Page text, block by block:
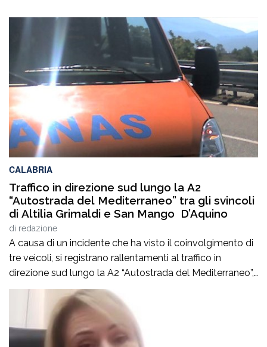
CALABRIA
Traffico in direzione sud lungo la A2
“Autostrada del Mediterraneo” tra gli svincoli
di Altilia Grimaldi e San Mango D’Aquino
di redazione
A causa di un incidente che ha visto il coinvolgimento di
tre veicoli, si registrano rallentamenti al traffico in
direzione sud lungo la A2 “Autostrada del Mediterraneo”,
nel tratto compreso tra gli svincoli di Altilia Grimaldi (CS)
e San Mango D’Aquino (CZ). Sul posto è intervenuto il
personale Anas, il 118 e il soccorso meccanico […]